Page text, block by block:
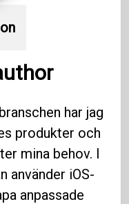
har jag
produkter och
mina behov. I
använder iOS-
anpassade